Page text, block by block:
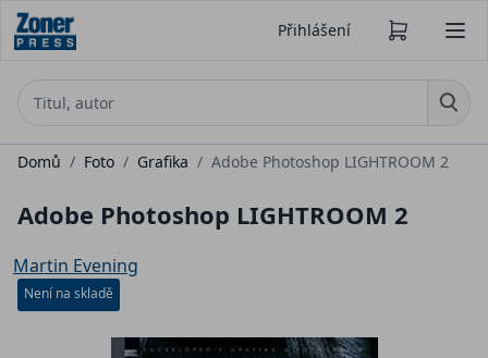
Přihlášení
Domů / Foto / Grafika / Adobe Photoshop LIGHTROOM 2
Adobe Photoshop LIGHTROOM 2
Martin Evening
Není na skladě